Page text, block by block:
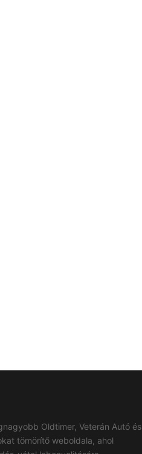
Oldtimer, Veterán Autó és
tömörítő weboldala, ahol